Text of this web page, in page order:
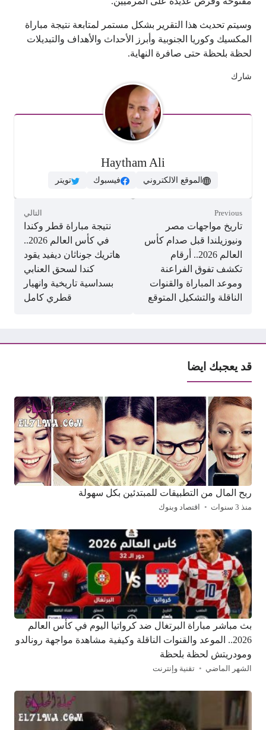
وسيتم تحديث هذا التقرير بشكل مستمر لمتابعة نتيجة مباراة
المكسيك وكوريا الجنوبية وأبرز الأحداث والأهداف والتبديلات
لحظة بلحظة حتى صافرة النهاية.
شارك
Haytham Ali
الموقع الالكتروني فيسبوك تويتر
Previous
تاريخ مواجهات مصر
ونيوزيلندا قبل صدام كأس
العالم 2026.. أرقام
تكشف تفوق الفراعنة
وموعد المباراة والقنوات
الناقلة والتشكيل المتوقع
التالي
نتيجة مباراة قطر وكندا
في كأس العالم 2026..
هاتريك جوناثان ديفيد يقود
كندا لسحق العنابي
بسداسية تاريخية وانهيار
قطري كامل
قد يعجبك ايضا
ربح المال من التطبيقات للمبتدئين بكل سهولة
منذ 3 سنوات اقتصاد وبنوك
بث مباشر مباراة البرتغال ضد كرواتيا اليوم في كأس العالم
2026.. الموعد والقنوات الناقلة وكيفية مشاهدة مواجهة رونالدو
ومودريتش لحظة بلحظة
الشهر الماضي تقنية وإنترنت